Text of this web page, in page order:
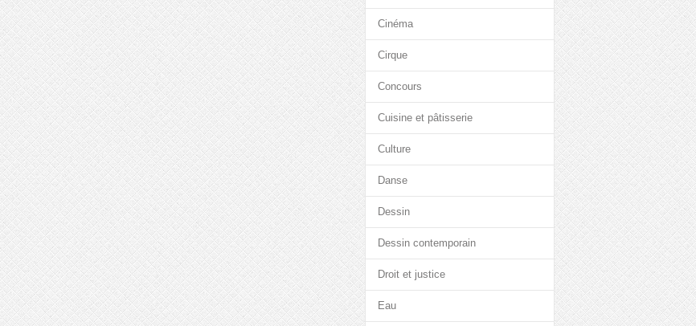
Cinéma
Cirque
Concours
Cuisine et pâtisserie
Culture
Danse
Dessin
Dessin contemporain
Droit et justice
Eau